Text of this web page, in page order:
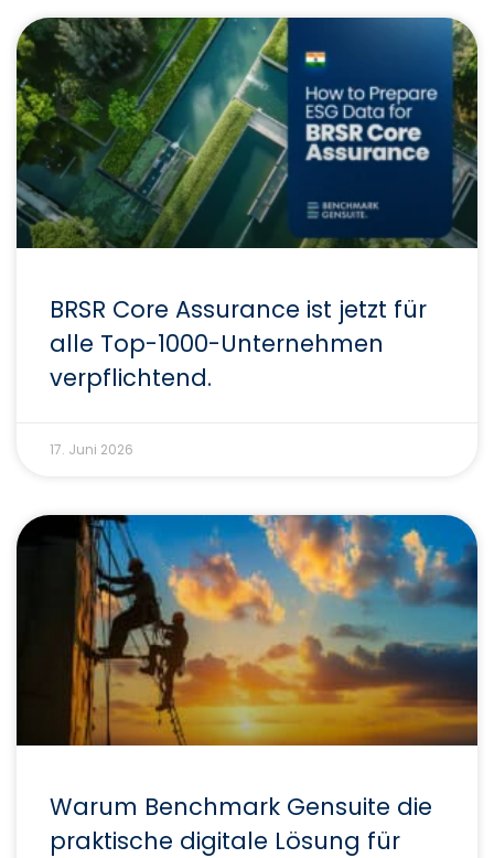
BRSR Core Assurance ist jetzt für
alle Top-1000-Unternehmen
verpflichtend.
17. Juni 2026
Warum Benchmark Gensuite die
praktische digitale Lösung für